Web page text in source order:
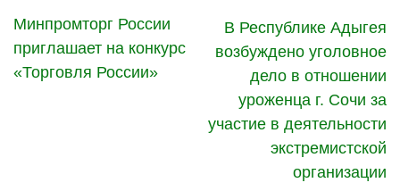
Минпромторг России
приглашает на конкурс
«Торговля России»
В Республике Адыгея
возбуждено уголовное
дело в отношении
уроженца г. Сочи за
участие в деятельности
экстремистской
организации